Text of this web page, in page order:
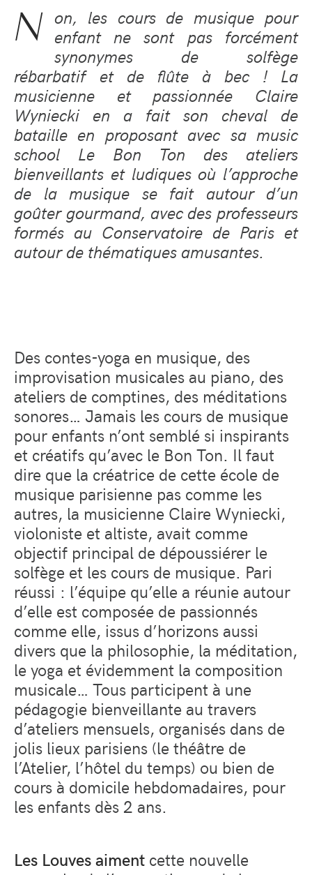
N on, les cours de musique pour
enfant ne sont pas forcément
synonymes de solfège
rébarbatif et de flûte à bec ! La
musicienne et passionnée Claire
Wyniecki en a fait son cheval de
bataille en proposant avec sa music
school Le Bon Ton des ateliers
bienveillants et ludiques où l’approche
de la musique se fait autour d’un
goûter gourmand, avec des professeurs
formés au Conservatoire de Paris et
autour de thématiques amusantes.
Des contes-yoga en musique, des
improvisation musicales au piano, des
ateliers de comptines, des méditations
sonores… Jamais les cours de musique
pour enfants n’ont semblé si inspirants
et créatifs qu’avec le Bon Ton. Il faut
dire que la créatrice de cette école de
musique parisienne pas comme les
autres, la musicienne Claire Wyniecki,
violoniste et altiste, avait comme
objectif principal de dépoussiérer le
solfège et les cours de musique. Pari
réussi : l’équipe qu’elle a réunie autour
d’elle est composée de passionnés
comme elle, issus d’horizons aussi
divers que la philosophie, la méditation,
le yoga et évidemment la composition
musicale… Tous participent à une
pédagogie bienveillante au travers
d’ateliers mensuels, organisés dans de
jolis lieux parisiens (le théâtre de
l’Atelier, l’hôtel du temps) ou bien de
cours à domicile hebdomadaires, pour
les enfants dès 2 ans.
Les Louves aiment cette nouvelle